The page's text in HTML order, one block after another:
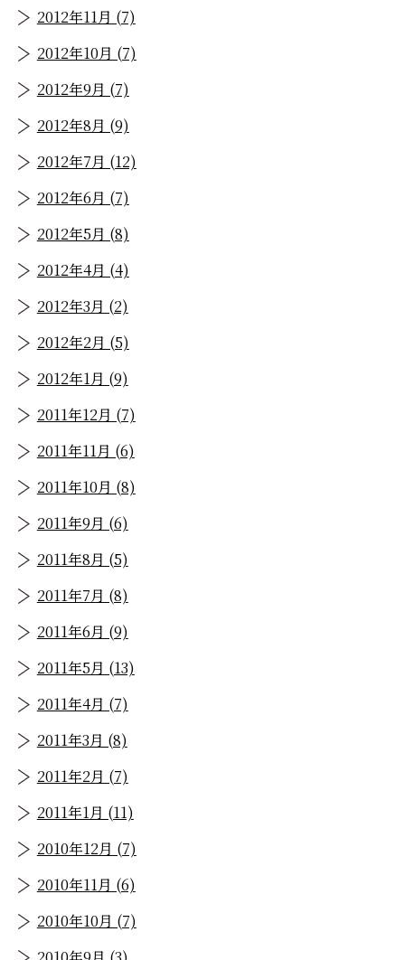
2012年11月 (7)
2012年10月 (7)
2012年9月 (7)
2012年8月 (9)
2012年7月 (12)
2012年6月 (7)
2012年5月 (8)
2012年4月 (4)
2012年3月 (2)
2012年2月 (5)
2012年1月 (9)
2011年12月 (7)
2011年11月 (6)
2011年10月 (8)
2011年9月 (6)
2011年8月 (5)
2011年7月 (8)
2011年6月 (9)
2011年5月 (13)
2011年4月 (7)
2011年3月 (8)
2011年2月 (7)
2011年1月 (11)
2010年12月 (7)
2010年11月 (6)
2010年10月 (7)